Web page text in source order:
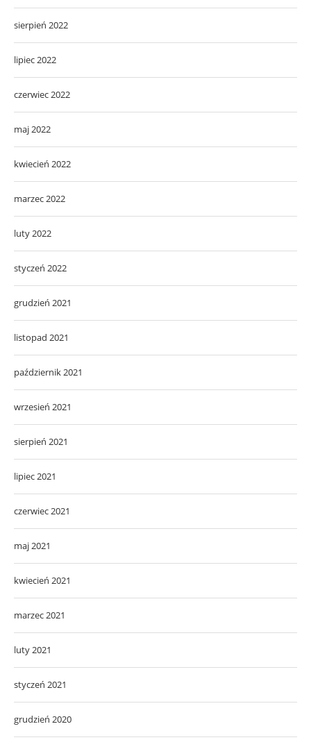
sierpień 2022
lipiec 2022
czerwiec 2022
maj 2022
kwiecień 2022
marzec 2022
luty 2022
styczeń 2022
grudzień 2021
listopad 2021
październik 2021
wrzesień 2021
sierpień 2021
lipiec 2021
czerwiec 2021
maj 2021
kwiecień 2021
marzec 2021
luty 2021
styczeń 2021
grudzień 2020